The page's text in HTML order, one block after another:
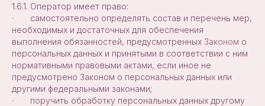
1.6.1. Оператор имеет право:
· самостоятельно определять состав и перечень мер,
необходимых и достаточных для обеспечения
выполнения обязанностей, предусмотренных Законом о
персональных данных и принятыми в соответствии с ним
нормативными правовыми актами, если иное не
предусмотрено Законом о персональных данных или
другими федеральными законами;
· поручить обработку персональных данных другому